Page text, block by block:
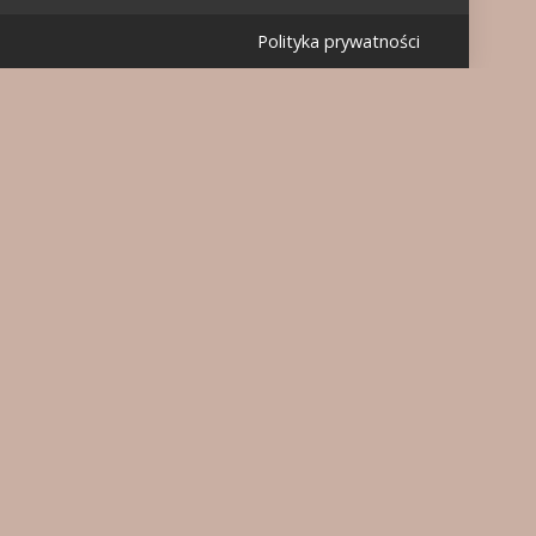
Polityka prywatności